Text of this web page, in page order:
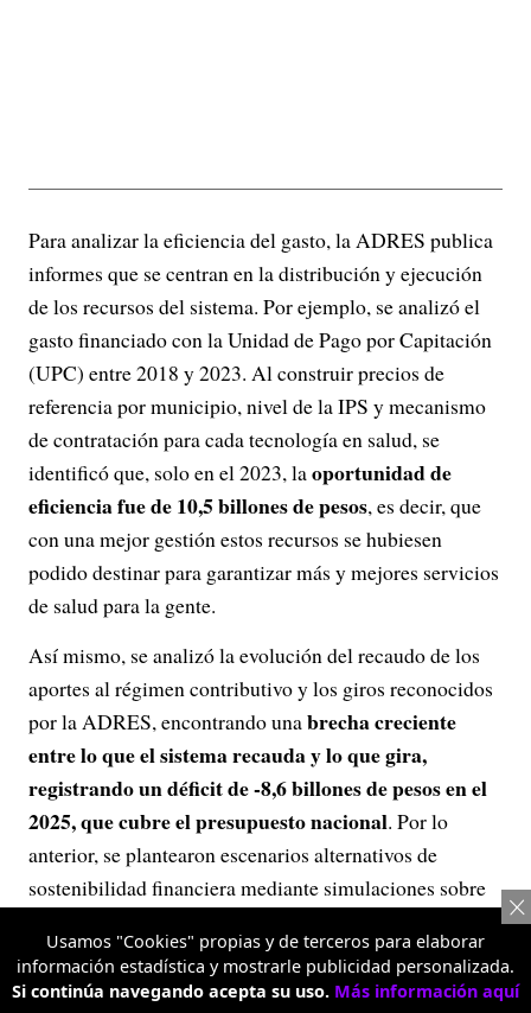
Para analizar la eficiencia del gasto, la ADRES publica
informes que se centran en la distribución y ejecución
de los recursos del sistema. Por ejemplo, se analizó el
gasto financiado con la Unidad de Pago por Capitación
(UPC) entre 2018 y 2023. Al construir precios de
referencia por municipio, nivel de la IPS y mecanismo
de contratación para cada tecnología en salud, se
identificó que, solo en el 2023, laoportunidad de
eficiencia fue de 10,5 billones de pesos, es decir, que
con una mejor gestión estos recursos se hubiesen
podido destinar para garantizar más y mejores servicios
de salud para la gente.
Así mismo, se analizó la evolución del recaudo de los
aportes al régimen contributivo y los giros reconocidos
por la ADRES, encontrando unabrecha creciente
entre lo que el sistema recauda y lo que gira,
registrando un déficit de -8,6 billones de pesos en el
2025, que cubre el presupuesto nacional. Por lo
anterior, se plantearon escenarios alternativos de
sostenibilidad financiera mediante simulaciones sobre
Cotización (IBC) y el comportamiento de la
contribución solidaria.
Usamos "Cookies" propias y de terceros para elaborar
información estadística y mostrarle publicidad personalizada.
Si continúa navegando acepta su uso. Más información aquí